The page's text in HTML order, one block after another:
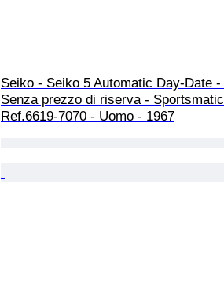
Seiko - Seiko 5 Automatic Day-Date -
Senza prezzo di riserva - Sportsmatic
Ref.6619-7070 - Uomo - 1967